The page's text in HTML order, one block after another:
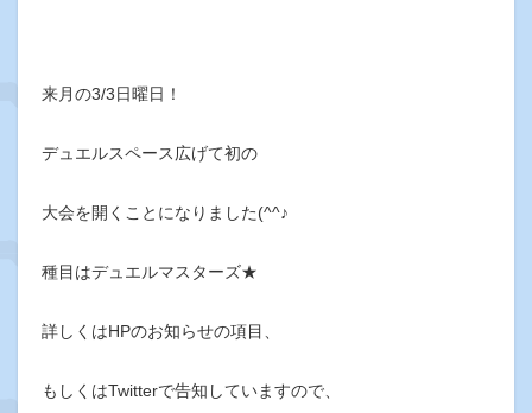
来月の3/3日曜日！
デュエルスペース広げて初の
大会を開くことになりました(^^♪
種目はデュエルマスターズ★
詳しくはHPのお知らせの項目、
もしくはTwitterで告知していますので、